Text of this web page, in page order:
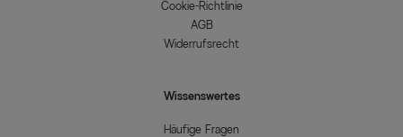
Cookie-Richtlinie
AGB
Widerrufsrecht
Wissenswertes
Häufige Fragen